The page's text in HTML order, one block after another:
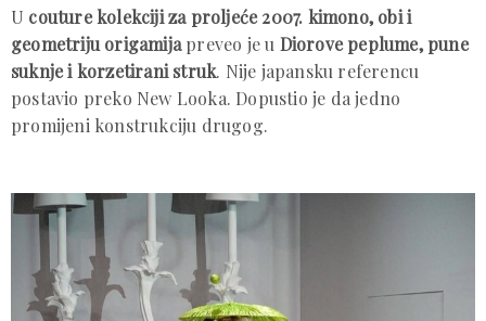
U couture kolekciji za proljeće 2007. kimono, obi i
geometriju origamijapreveo je u Diorove peplume, pune
suknje i korzetirani struk. Nije japansku referencu
postavio preko New Looka. Dopustio je da jedno
promijeni konstrukciju drugog.